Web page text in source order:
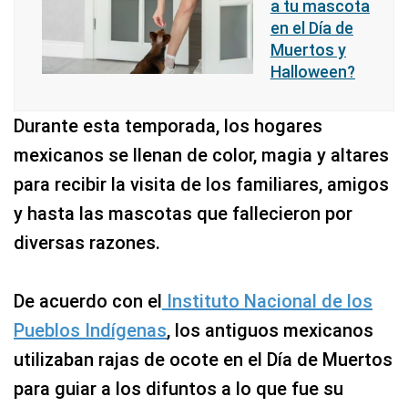
a tu mascota
en el Día de
Muertos y
Halloween?
Durante esta temporada, los hogares
mexicanos se llenan de color, magia y altares
para recibir la visita de los familiares, amigos
y hasta las mascotas que fallecieron por
diversas razones.
De acuerdo con el Instituto Nacional de los
Pueblos Indígenas, los antiguos mexicanos
utilizaban rajas de ocote en el Día de Muertos
para guiar a los difuntos a lo que fue su